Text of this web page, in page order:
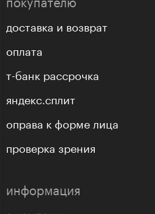
доставка и возврат
оплата
т-банк рассрочка
яндекс.сплит
оправа к форме лица
проверка зрения
информация